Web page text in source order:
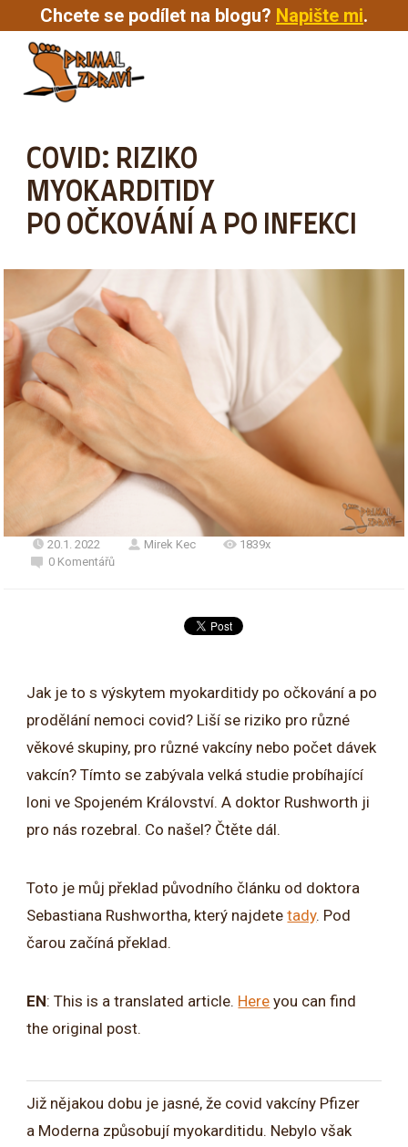
Chcete se podílet na blogu? Napište mi.
COVID: RIZIKO
MYOKARDITIDY
PO OČKOVÁNÍ A PO INFEKCI
20.1. 2022 Mirek Kec
1839x
0 Komentářů
Jak je to s výskytem myokarditidy po očkování a po
prodělání nemoci covid? Liší se riziko pro různé
věkové skupiny, pro různé vakcíny nebo počet dávek
vakcín? Tímto se zabývala velká studie probíhající
loni ve Spojeném Království. A doktor Rushworth ji
pro nás rozebral. Co našel? Čtěte dál.
Toto je můj překlad původního článku od doktora
Sebastiana Rushwortha, který najdetetady. Pod
čarou začíná překlad.
EN: This is a translated article. Here you can find
the original post.
Již nějakou dobu je jasné, že covid vakcíny Pfizer
a Moderna způsobují myokarditidu. Nebylo však